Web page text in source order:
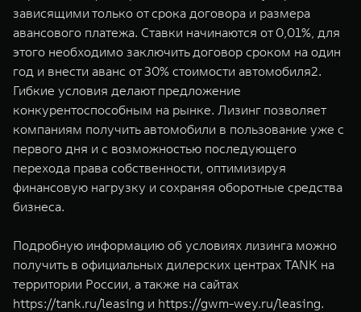
зависящими только от срока договора и размера
авансового платежа. Ставки начинаются от 0,01%, для
этого необходимо заключить договор сроком на один
год и внести аванс от 30% стоимости автомобиля2.
Гибкие условия делают предложение
конкурентоспособным на рынке. Лизинг позволяет
компаниям получить автомобили в пользование уже с
первого дня и с возможностью последующего
перехода права собственности, оптимизируя
финансовую нагрузку и сохраняя оборотные средства
бизнеса.
Подробную информацию об условиях лизинга можно
получить в официальных дилерских центрах TANK на
территории России, а также на сайтах
https://tank.ru/leasing и https://gwm-wey.ru/leasing.